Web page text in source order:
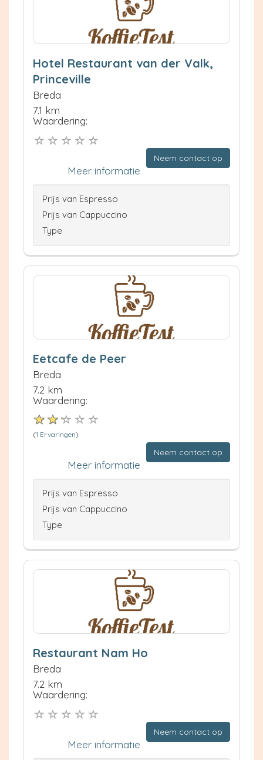
Hotel Restaurant van der Valk,
Princeville
Breda
7.1 km
Waardering:
Neem contact op
Meer informatie
Prijs van Espresso
Prijs van Cappuccino
Type
Eetcafe de Peer
Breda
7.2 km
Waardering:
(1 Ervaringen)
Neem contact op
Meer informatie
Prijs van Espresso
Prijs van Cappuccino
Type
Restaurant Nam Ho
Breda
7.2 km
Waardering:
Neem contact op
Meer informatie